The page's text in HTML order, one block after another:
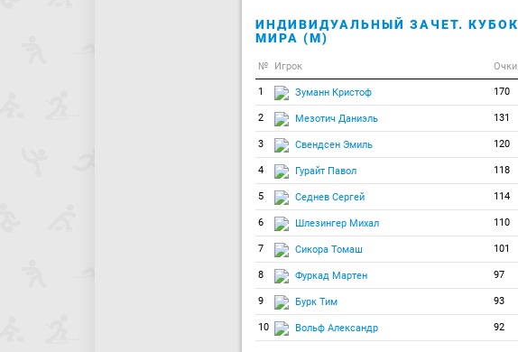
ИНДИВИДУАЛЬНЫЙ ЗАЧЕТ. КУБОК
МИРА (М)
№ Игрок Очки
1 Зуманн Кристоф 170
2 Мезотич Даниэль 131
3 Свендсен Эмиль 120
4 Гурайт Павол 118
5 Седнев Сергей 114
6 Шлезингер Михал 110
7 Сикора Томаш 101
8 Фуркад Мартен 97
9 Бурк Тим 93
10 Вольф Александр 92